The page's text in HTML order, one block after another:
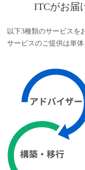
ITCがお届
以下3種類のサービスを
サービスのご提供は単